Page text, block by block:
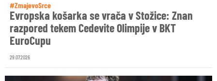
#ZmajevoSrce
Evropska košarka se vrača v Stožice: Znan
razpored tekem Cedevite Olimpije v BKT
EuroCupu
29.07.2026